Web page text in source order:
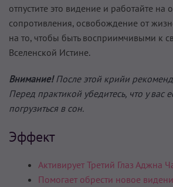
отпустите это видение и работайте на
сопротивления, освобождение от
на то, чтобы быть восприимчивыми к
Вселенской Истине.
Внимание!После этой крийи
Перед практикой убедитесь, что у вас
погрузиться в сон.
Эффект
Активирует Третий Глаз Аджна
Помогает обрести новое